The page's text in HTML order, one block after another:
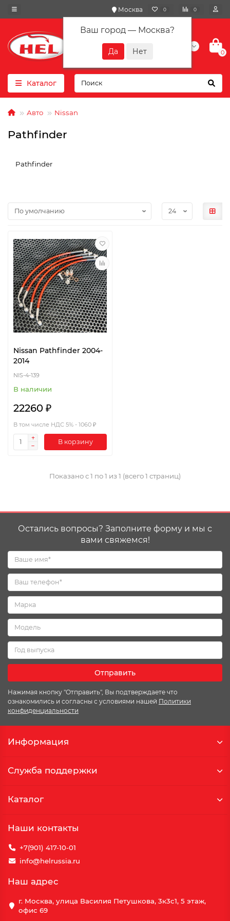
Москва
Ваш город — Москва?
0 0
+7(901) 417-10-01
0
Каталог
Авто Nissan
Pathfinder
Pathfinder
Nissan Pathfinder 2004-
2014
NIS-4-139
В наличии
22260 ₽
В том числе НДС 5% - 1060 ₽
В корзину
Показано с 1 по 1 из 1 (всего 1 страниц)
Остались вопросы? Заполните форму и мы с
вами свяжемся!
Отправить
Нажимая кнопку "Отправить", Вы подтверждаете что
ознакомились и согласны с условиями нашей Политики
конфиденциальности
Информация
Служба поддержки
Каталог
Наши контакты
+7(901) 417-10-01
info@helrussia.ru
Наш адрес
г. Москва, улица Василия Петушкова, 3к3c1, 5 этаж,
офис 69